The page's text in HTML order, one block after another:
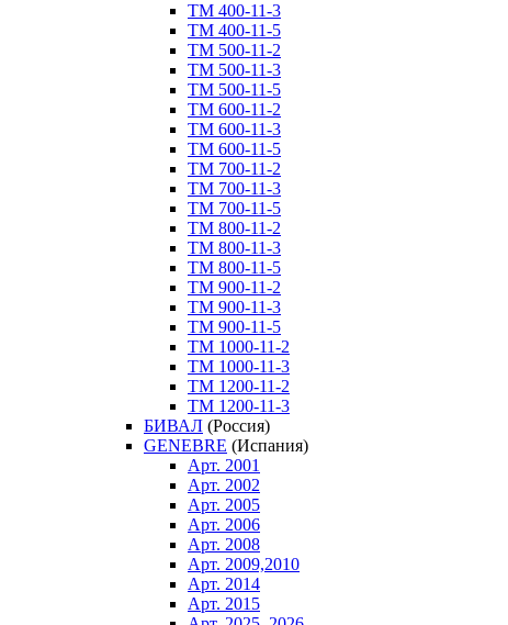
ТM 400-11-3
ТM 400-11-5
ТM 500-11-2
ТM 500-11-3
ТM 500-11-5
ТM 600-11-2
ТM 600-11-3
ТM 600-11-5
ТM 700-11-2
ТM 700-11-3
ТM 700-11-5
ТM 800-11-2
ТM 800-11-3
ТM 800-11-5
ТM 900-11-2
ТM 900-11-3
ТM 900-11-5
ТM 1000-11-2
ТM 1000-11-3
ТM 1200-11-2
ТM 1200-11-3
БИВАЛ (Россия)
GENEBRE (Испания)
Арт. 2001
Арт. 2002
Арт. 2005
Арт. 2006
Арт. 2008
Арт. 2009,2010
Арт. 2014
Арт. 2015